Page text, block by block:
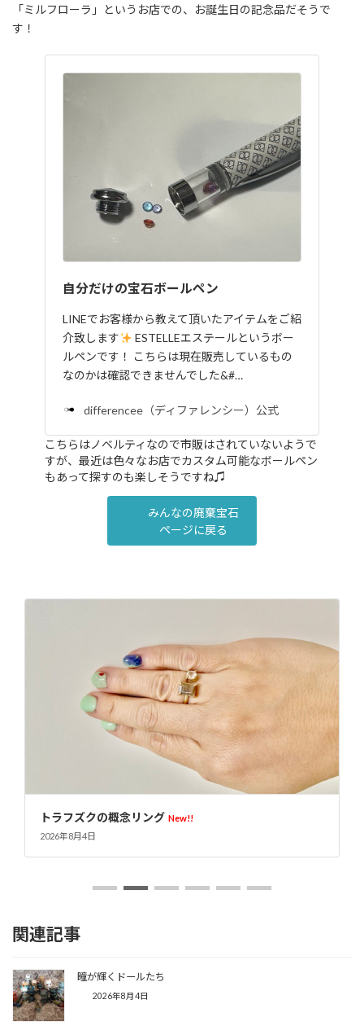
「ミルフローラ」というお店での、お誕生日の記念品だそうで
す！
自分だけの宝石ボールペン
LINEでお客様から教えて頂いたアイテムをご紹
介致します
ESTELLEエステールというボー
ルペンです！ こちらは現在販売しているもの
なのかは確認できませんでした&#…
differencee（ディファレンシー）公式
こちらはノベルティなので市販はされていないようで
すが、最近は色々なお店でカスタム可能なボールペン
もあって探すのも楽しそうですね♫
みんなの廃棄宝石
ページに戻る
オリジナルアクリルケース New!!
2026年8月4日
関連記事
瞳が輝くドールたち
2026年8月4日